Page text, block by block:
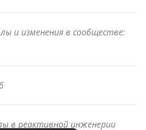
и изменения в сообществе:
в реактивной инженерии